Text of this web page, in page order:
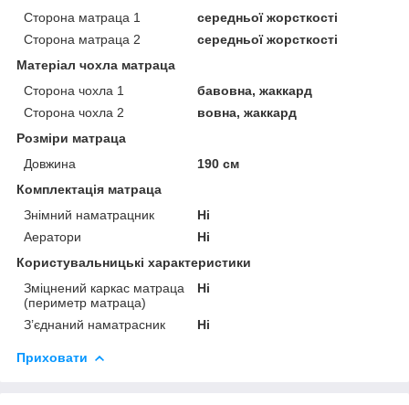
Сторона матраца 1
середньої жорсткості
Сторона матраца 2
середньої жорсткості
Матеріал чохла матраца
Сторона чохла 1
бавовна, жаккард
Сторона чохла 2
вовна, жаккард
Розміри матраца
Довжина
190 см
Комплектація матраца
Знімний наматрацник
Ні
Аератори
Ні
Користувальницькі характеристики
Зміцнений каркас матраца
(периметр матраца)
Ні
З’єднаний наматрасник Ні
Приховати